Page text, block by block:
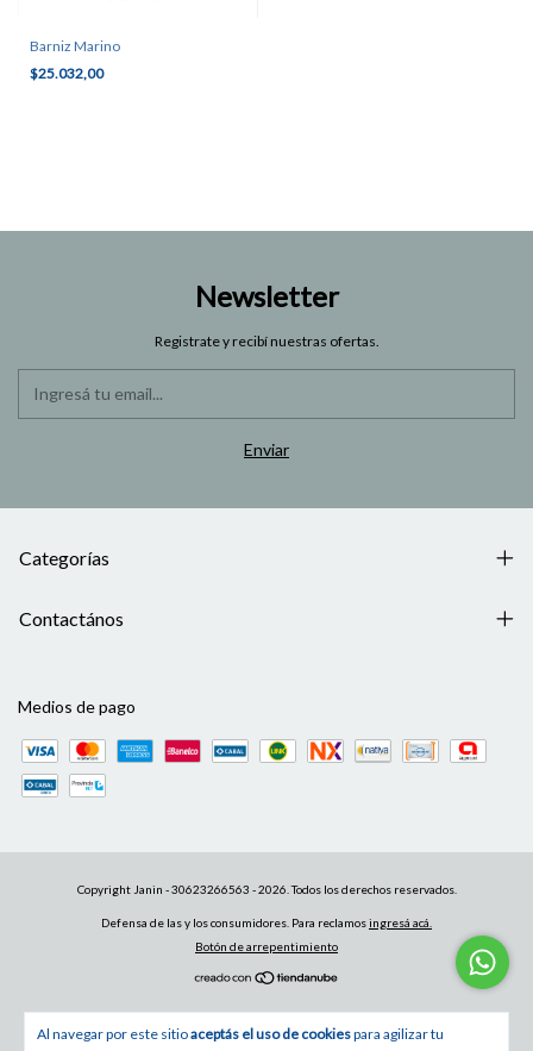
Al navegar por este sitioaceptás el uso de cookiespara agilizar tu
Barniz Marino
$25.032,00
Newsletter
Registrate y recibí nuestras ofertas.
Categorías
Contactános
Medios de pago
Copyright Janin - 30623266563 - 2026. Todos los derechos reservados.
Defensa de las y los consumidores. Para reclamosingresá acá.
Botón de arrepentimiento